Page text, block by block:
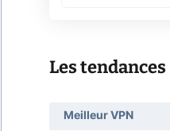
Les tendances
Meilleur VPN